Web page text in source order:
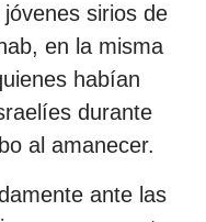
sirios de
en la misma
habían
durante
al amanecer.
ante las